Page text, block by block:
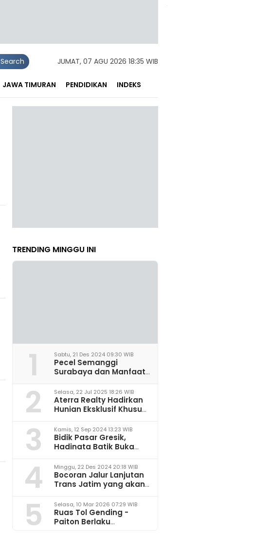
Search JUMAT, 07 AGU 2026 18:35 WIB
JAWA TIMURAN PENDIDIKAN INDEKS
TRENDING MINGGU INI
1 Sabtu, 21 Des 2024 09:30 WIB
Pecel Semanggi
Surabaya dan Manfaat
Saraf
2 Selasa, 22 Jul 2025 18:26 WIB
Aterra Realty Hadirkan
Hunian Eksklusif Khusus
Malang
3 Kamis, 12 Sep 2024 13:23 WIB
Bidik Pasar Gresik,
Hadinata Batik Buka
4 Minggu, 22 Des 2024 20:18 WIB
Bocoran Jalur Lanjutan
Trans Jatim yang akan
2025
5 Selasa, 10 Mar 2026 07:29 WIB
Ruas Tol Gending -
Paiton Berlaku